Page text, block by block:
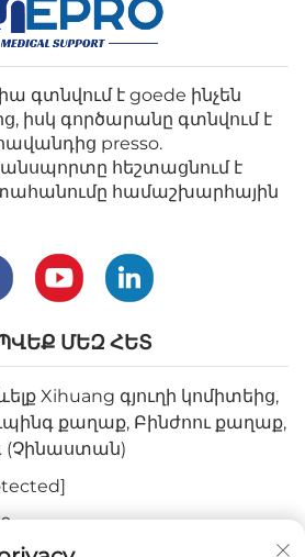
գտնվում է goede ինչեն
իսկ գործարանը գտնվում է
presso.
հեշտացնում է
համաշխարհային
ՄԵԶ ՀԵՏ
Xihuang գյուղի կոմիտեից,
քաղաք, Բինժոու քաղաք,
(Չինաստան)